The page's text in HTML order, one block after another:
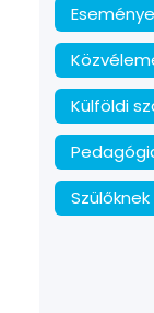
Külföldi
Szülőknek